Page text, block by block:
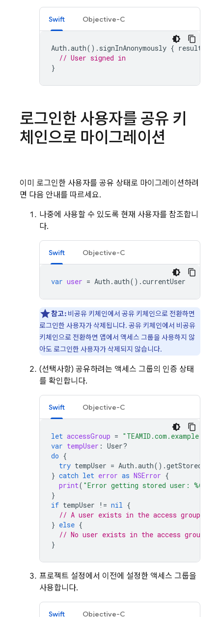
Swift Objective-C
Auth .auth(). signInAnonymously { result
// User signed in
}
로그인한 사용자를 공유 키
체인으로 마이그레이션
이미 로그인한 사용자를 공유 상태로 마이그레이션하려
면 다음 안내를 따르세요.
나중에 사용할 수 있도록 현재 사용자를 참조합니
다.
Swift Objective-C
var user = Auth .auth().currentUser
참고:비공유 키체인에서 공유 키체인으로 전환하면
로그인한 사용자가 삭제됩니다. 공유 키체인에서 비공유
키체인으로 전환하면 앱에서 액세스 그룹을 사용하지 않
아도 로그인한 사용자가 삭제되지 않습니다.
(선택사항) 공유하려는 액세스 그룹의 인증 상태
를 확인합니다.
Swift Objective-C
let accessGroup =
var tempUser : User?
do {
try tempUser = Auth .auth().getStoredUser
} catch let error as NSError {
print( "Error getting stored user: %@"
}
if tempUser != nil {
// A user exists in the access group
} else {
// No user exists in the access group
}
프로젝트 설정에서 이전에 설정한 액세스 그룹을
사용합니다.
Swift Objective-C